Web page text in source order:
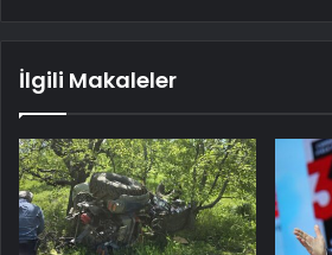
İlgili Makaleler